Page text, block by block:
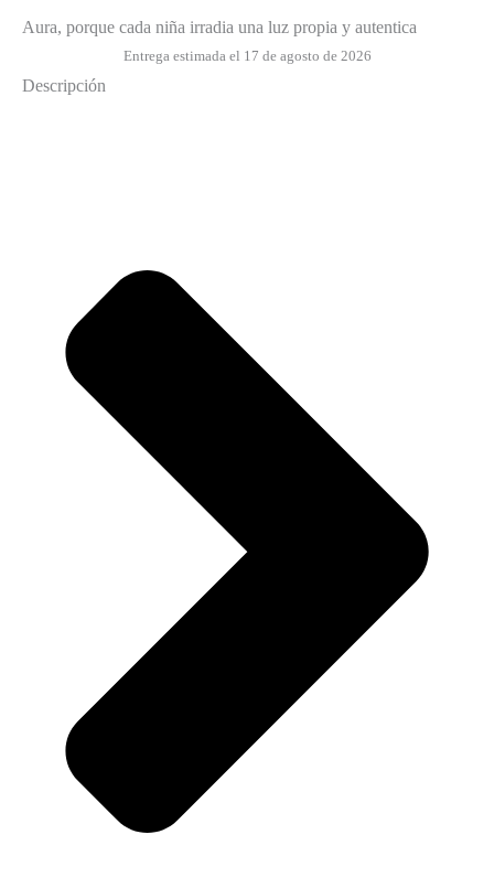
Aura, porque cada niña irradia una luz propia y autentica
Entrega estimada el 17 de agosto de 2026
Descripción